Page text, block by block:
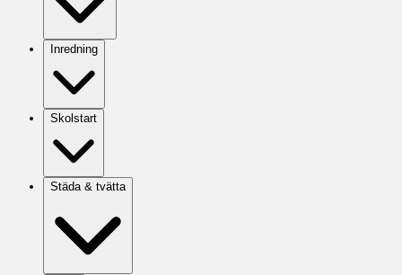
Inredning
Skolstart
Städa & tvätta